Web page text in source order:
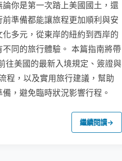
你是第一次踏上美國國土，還
準備都能讓旅程更加順利與安
多元，從東岸的紐約到西岸的
同的旅行體驗。 本篇指南將帶
往美國的最新入境規定、簽證與
程，以及實用旅行建議，幫助
，避免臨時狀況影響行程。
繼續閱讀→